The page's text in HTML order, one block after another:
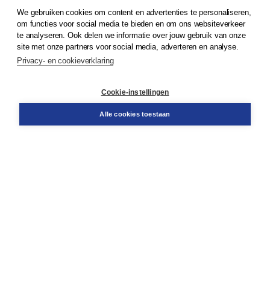
© 2026Koninklijke Boom uitgevers
Bestellen
We gebruiken cookies om content en advertenties te personaliseren,
om functies voor social media te bieden en om ons websiteverkeer
te analyseren. Ook delen we informatie over jouw gebruik van onze
site met onze partners voor social media, adverteren en analyse.
Privacy- en cookieverklaring
Cookie-instellingen
Alle cookies toestaan